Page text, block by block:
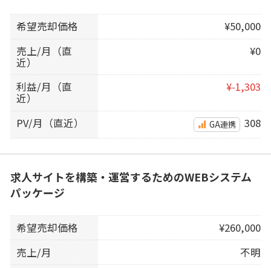
希望売却価格
¥50,000
売上/月（直
近）
¥0
利益/月（直
近）
¥-1,303
PV/月（直近） GA連携 308
求人サイトを構築・運営するためのWEBシステム
パッケージ
希望売却価格
¥260,000
売上/月
不明